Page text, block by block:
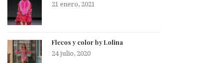
21 enero, 2021
Flecos y color by Lolina
24 julio, 2020